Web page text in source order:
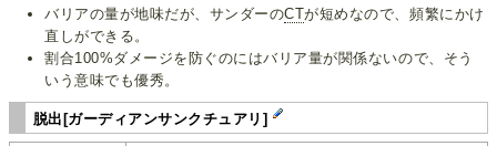
バリアの量が地味だが、サンダーのCTが短めなので、頻繁にかけ
直しができる。
割合100%ダメージを防ぐのにはバリア量が関係ないので、そう
いう意味でも優秀。
脱出[ガーディアンサンクチュアリ]